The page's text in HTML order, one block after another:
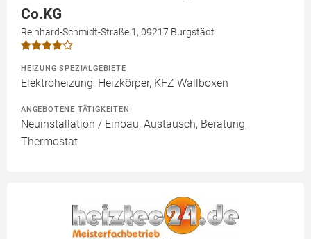
Co.KG
Reinhard-Schmidt-Straße 1, 09217 Burgstädt
HEIZUNG SPEZIALGEBIETE
Elektroheizung, Heizkörper, KFZ Wallboxen
ANGEBOTENE TÄTIGKEITEN
Neuinstallation / Einbau, Austausch, Beratung,
Thermostat